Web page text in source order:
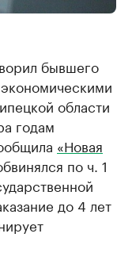
бывшего
области
годам
«Новая
по ч. 1
до 4 лет